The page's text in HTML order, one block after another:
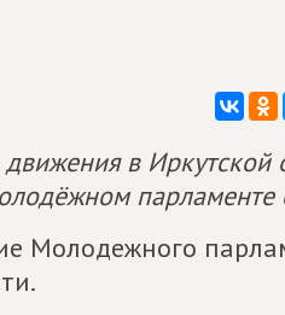
в Иркутской
парламенте
Молодежного